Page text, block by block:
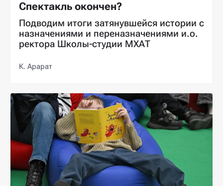
Спектакль окончен?
Подводим итоги затянувшейся истории с
назначениями и переназначениями и.о.
ректора Школы-студии МХАТ
К. Арарат